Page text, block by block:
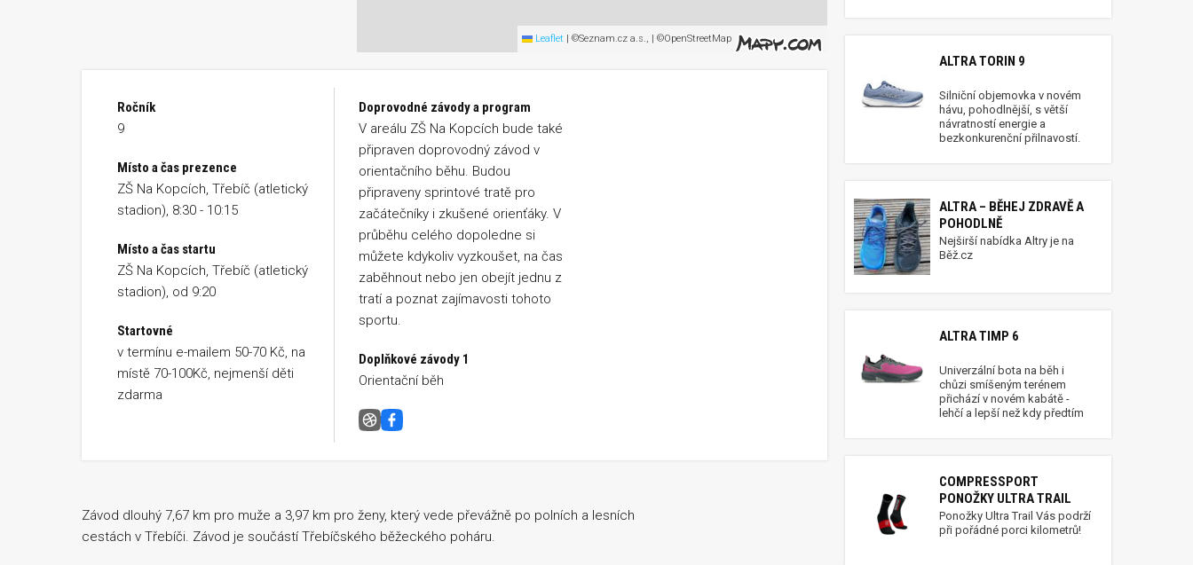
Leaflet | ©Seznam.cz a.s., | ©OpenStreetMap
Ročník
9
Místo a čas prezence
ZŠ Na Kopcích, Třebíč (atletický
stadion), 8:30 - 10:15
Místo a čas startu
ZŠ Na Kopcích, Třebíč (atletický
stadion), od 9:20
Startovné
v termínu e-mailem 50-70 Kč, na
místě 70-100Kč, nejmenší děti
zdarma
Doprovodné závody a program
V areálu ZŠ Na Kopcích bude také
připraven doprovodný závod v
orientačního běhu. Budou
připraveny sprintové tratě pro
začátečníky i zkušené orienťáky. V
průběhu celého dopoledne si
můžete kdykoliv vyzkoušet, na čas
zaběhnout nebo jen obejít jednu z
tratí a poznat zajímavosti tohoto
sportu.
Doplňkové závody 1
Orientační běh
Běžecký závod Na Kopcích
Facebook
Závod dlouhý 7,67 km pro muže a 3,97 km pro ženy, který vede převážně po polních a lesních
cestách v Třebíči. Závod je součástí Třebíčského běžeckého poháru.
ALTRA TORIN 9
Silniční objemovka v novém
hávu, pohodlnější, s větší
návratností energie a
bezkonkurenční přilnavostí.
ALTRA – BĚHEJ ZDRAVĚ A
POHODLNĚ
Nejširší nabídka Altry je na
Běž.cz
ALTRA TIMP 6
Univerzální bota na běh i
chůzi smíšeným terénem
přichází v novém kabátě -
lehčí a lepší než kdy předtím
COMPRESSPORT
PONOŽKY ULTRA TRAIL
Ponožky Ultra Trail Vás podrží
při pořádné porci kilometrů!